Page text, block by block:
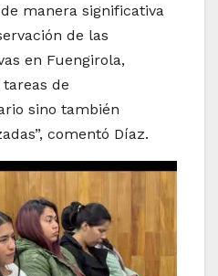
manera significativa
de las
en Fuengirola,
de
sino también
comentó Díaz.